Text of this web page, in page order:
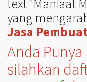
text "Manfaat
yang
Jasa
Anda
silahkan